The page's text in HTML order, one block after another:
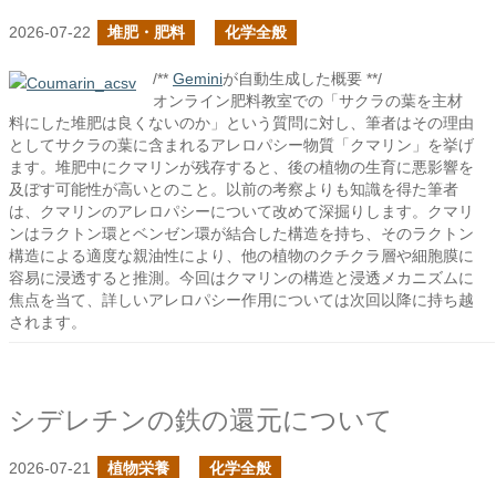
2026-07-22 堆肥・肥料 化学全般
/** Geminiが自動生成した概要 **/
オンライン肥料教室での「サクラの葉を主材
料にした堆肥は良くないのか」という質問に対し、筆者はその理由
としてサクラの葉に含まれるアレロパシー物質「クマリン」を挙げ
ます。堆肥中にクマリンが残存すると、後の植物の生育に悪影響を
及ぼす可能性が高いとのこと。以前の考察よりも知識を得た筆者
は、クマリンのアレロパシーについて改めて深掘りします。クマリ
ンはラクトン環とベンゼン環が結合した構造を持ち、そのラクトン
構造による適度な親油性により、他の植物のクチクラ層や細胞膜に
容易に浸透すると推測。今回はクマリンの構造と浸透メカニズムに
焦点を当て、詳しいアレロパシー作用については次回以降に持ち越
されます。
シデレチンの鉄の還元について
2026-07-21 植物栄養 化学全般